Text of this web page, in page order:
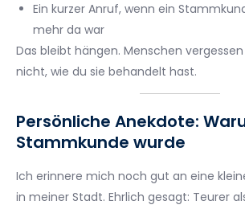
Ein kurzer Anruf, wenn ein
mehr da war
Das bleibt hängen. Menschen
nicht, wie du sie behandelt hast.
Persönliche Anekdote:
Stammkunde wurde
Ich erinnere mich noch gut an eine
in meiner Stadt. Ehrlich gesagt: Teurer